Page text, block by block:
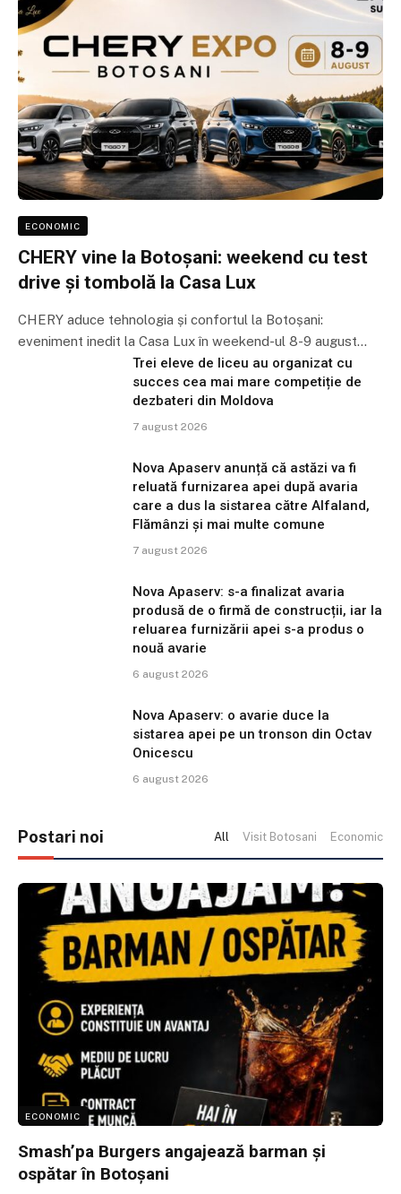
ECONOMIC
CHERY vine la Botoșani: weekend cu test
drive și tombolă la Casa Lux
CHERY aduce tehnologia și confortul la Botoșani:
eveniment inedit la Casa Lux în weekend-ul 8-9 august…
Trei eleve de liceu au organizat cu
succes cea mai mare competiție de
dezbateri din Moldova
7 august 2026
Nova Apaserv anunță că astăzi va fi
reluată furnizarea apei după avaria
care a dus la sistarea către Alfaland,
Flămânzi și mai multe comune
7 august 2026
Nova Apaserv: s-a finalizat avaria
produsă de o firmă de construcții, iar la
reluarea furnizării apei s-a produs o
nouă avarie
6 august 2026
Nova Apaserv: o avarie duce la
sistarea apei pe un tronson din Octav
Onicescu
6 august 2026
Postari noi All Visit Botosani Economic
ECONOMIC
Smash’pa Burgers angajează barman și
ospătar în Botoșani